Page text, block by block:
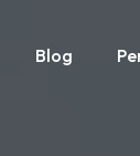
Blog